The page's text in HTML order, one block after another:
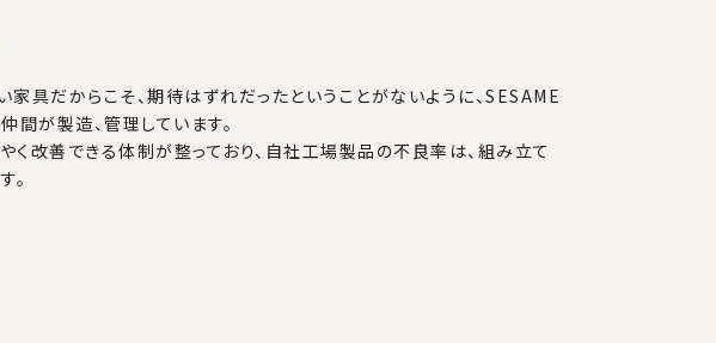
具だからこそ、期待はずれだったということがないように、SESAME
間が製造、管理しています。
改善できる体制が整っており、自社工場製品の不良率は、組み立て
。